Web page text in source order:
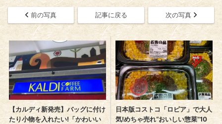
前の写真 記事に戻る 次の写真